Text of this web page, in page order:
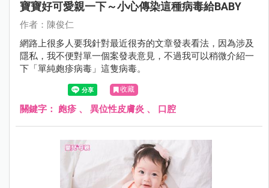
寶寶好可愛親一下～小心傳染這種病毒給BABY
作者：陳俊仁
網路上很多人要我針對最近很夯的文章發表看法，因為涉及
隱私，我不便對單一個案發表意見，不過我可以稍微介紹一
下「單純皰疹病毒」這隻病毒。
收藏
關鍵字： 皰疹 、 異位性皮膚炎 、 口腔